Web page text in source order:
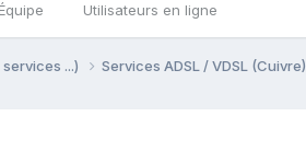
Équipe Utilisateurs en ligne
...) Services ADSL / VDSL (Cuivre)